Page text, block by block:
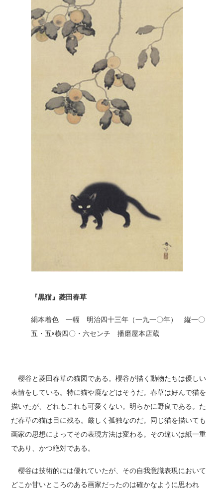
『黒猫』菱田春草
絹本着色 一幅 明治四十三年（一九一〇年） 縦一〇
五・五×横四〇・六センチ 播磨屋本店蔵
櫻谷と菱田春草の猫図である。櫻谷が描く動物たちは優しい
表情をしている。特に猫や鹿などはそうだ。春草は好んで猫を
描いたが、どれもこれも可愛くない。明らかに野良である。た
だ春草の猫は目に残る。厳しく孤独なのだ。同じ猫を描いても
画家の思想によってその表現方法は変わる。その違いは紙一重
であり、かつ絶対である。
櫻谷は技術的には優れていたが、その自我意識表現において
どこか甘いところのある画家だったのは確かなように思われ